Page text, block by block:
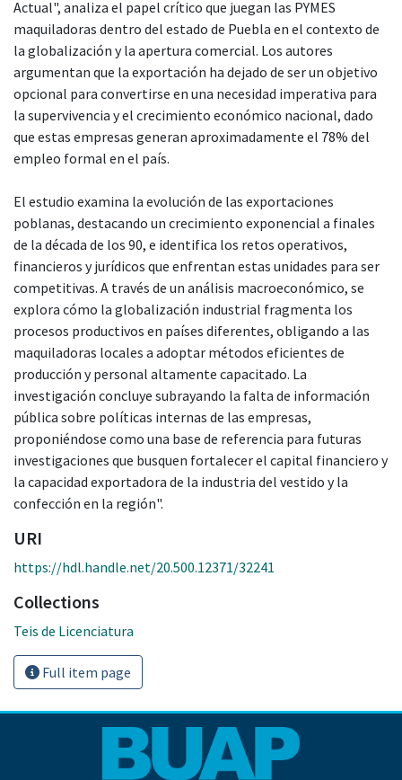
Actual", analiza el papel crítico que juegan las PYMES
maquiladoras dentro del estado de Puebla en el contexto de
la globalización y la apertura comercial. Los autores
argumentan que la exportación ha dejado de ser un objetivo
opcional para convertirse en una necesidad imperativa para
la supervivencia y el crecimiento económico nacional, dado
que estas empresas generan aproximadamente el 78% del
empleo formal en el país.
El estudio examina la evolución de las exportaciones
poblanas, destacando un crecimiento exponencial a finales
de la década de los 90, e identifica los retos operativos,
financieros y jurídicos que enfrentan estas unidades para ser
competitivas. A través de un análisis macroeconómico, se
explora cómo la globalización industrial fragmenta los
procesos productivos en países diferentes, obligando a las
maquiladoras locales a adoptar métodos eficientes de
producción y personal altamente capacitado. La
investigación concluye subrayando la falta de información
pública sobre políticas internas de las empresas,
proponiéndose como una base de referencia para futuras
investigaciones que busquen fortalecer el capital financiero y
la capacidad exportadora de la industria del vestido y la
confección en la región".
URI
https://hdl.handle.net/20.500.12371/32241
Collections
Teis de Licenciatura
Full item page